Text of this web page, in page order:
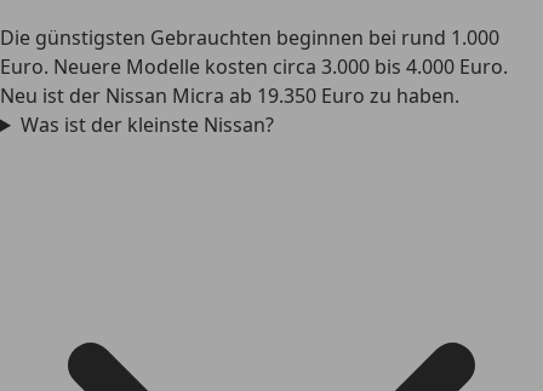
Die günstigsten Gebrauchten beginnen bei rund 1.000
Euro. Neuere Modelle kosten circa 3.000 bis 4.000 Euro.
Neu ist der Nissan Micra ab 19.350 Euro zu haben.
Was ist der kleinste Nissan?